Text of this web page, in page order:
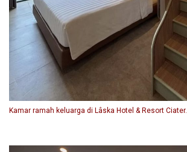
Kamar ramah keluarga di Lâska Hotel & Resort Ciater.